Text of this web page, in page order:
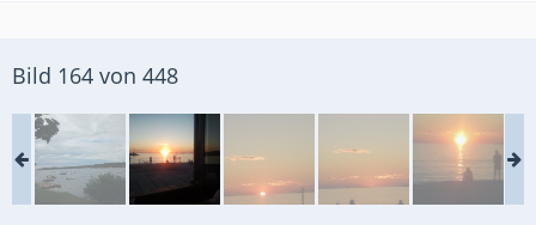
Bild 164 von 448